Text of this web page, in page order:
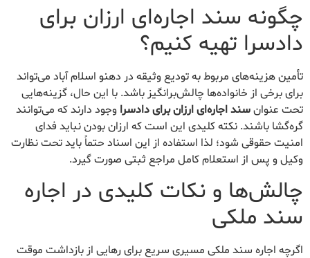
چگونه سند اجاره‌ای ارزان برای
دادسرا تهیه کنیم؟
تأمین هزینه‌های مربوط به تودیع وثیقه در دهنو اسلام آباد می‌تواند
برای برخی از خانواده‌ها چالش‌برانگیز باشد. با این حال، گزینه‌هایی
تحت عنوانسند اجاره‌ای ارزان برای دادسرا وجود دارند که می‌توانند
گره‌گشا باشند. نکته کلیدی این است که ارزان بودن نباید فدای
امنیت حقوقی شود؛ لذا استفاده از این اسناد حتماً باید تحت نظارت
وکیل و پس از استعلام کامل مراجع ثبتی صورت گیرد.
چالش‌ها و نکات کلیدی در اجاره
سند ملکی
اگرچه اجاره سند ملکی مسیری سریع برای رهایی از بازداشت موقت